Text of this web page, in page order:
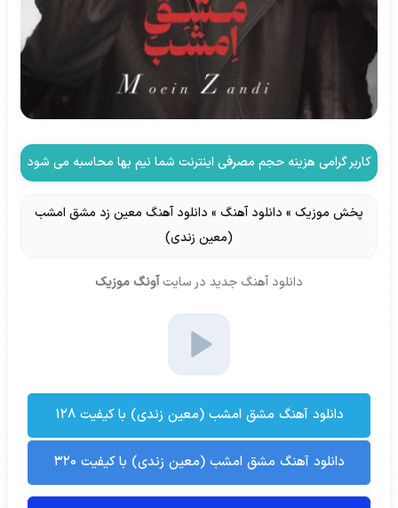
کاربر گرامی هزینه حجم مصرفی اینترنت شما نیم بها محاسبه می شود
پخش موزیک » دانلود آهنگ » دانلود آهنگ معین زد مشق امشب
(معین زندی)
دانلود آهنگ جدید در سایت آونگ موزیک
دانلود آهنگ مشق امشب (معین زندی) با کیفیت ۱۲۸
دانلود آهنگ مشق امشب (معین زندی) با کیفیت ۳۲۰